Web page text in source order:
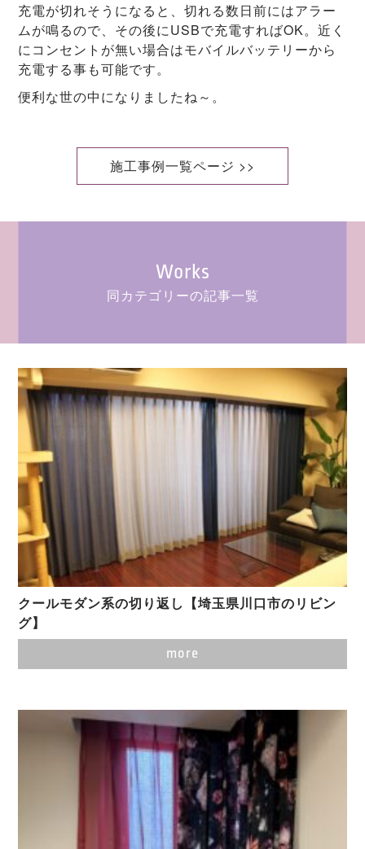
充電が切れそうになると、切れる数日前にはアラー
ムが鳴るので、その後にUSBで充電すればOK。近く
にコンセントが無い場合はモバイルバッテリーから
充電する事も可能です。
便利な世の中になりましたね～。
施工事例一覧ページ >>
Works
同カテゴリーの記事一覧
クールモダン系の切り返し【埼玉県川口市のリビン
グ】
more